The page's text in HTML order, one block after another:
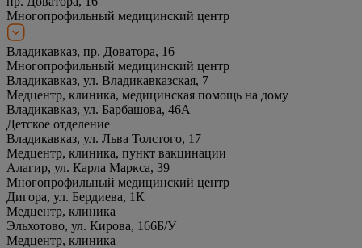
Многопрофильный медицинский центр
Владикавказ, пр. Доватора, 16
Многопрофильный медицинский центр
Владикавказ, ул. Владикавказская, 7
Медцентр, клиника, медицинская помощь на дому
Владикавказ, ул. Барбашова, 46А
Детское отделение
Владикавказ, ул. Льва Толстого, 17
Медцентр, клиника, пункт вакцинации
Алагир, ул. Карла Маркса, 39
Многопрофильный медицинский центр
Дигора, ул. Бердиева, 1К
Медцентр, клиника
Эльхотово, ул. Кирова, 166Б/У
Медцентр, клиника